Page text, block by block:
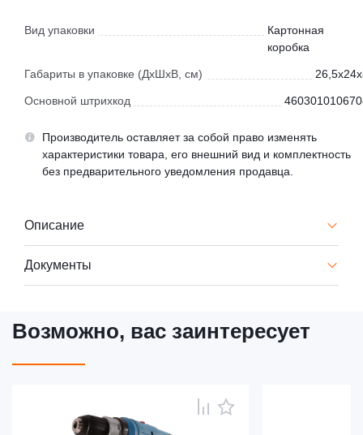
Вид упаковки
Картонная
коробка
Габариты в упаковке (ДхШхВ, см)
Основной штрихкод
Производитель оставляет за собой право изменять
характеристики товара, его внешний вид и комплектность
без предварительного уведомления продавца.
Описание
Документы
Возможно, вас заинтересует